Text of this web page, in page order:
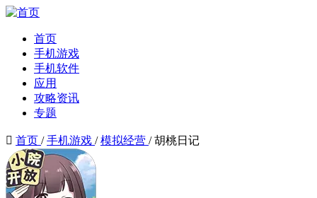
首页
手机游戏
手机软件
应用
攻略资讯
专题
 首页 / 手机游戏 / 模拟经营 / 胡桃日记